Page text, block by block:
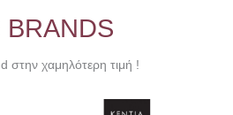
BRANDS
στην χαμηλότερη τιμή !